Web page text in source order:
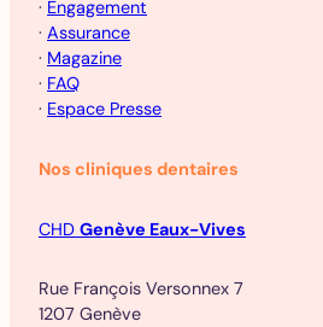
· Engagement
· Assurance
· Magazine
· FAQ
· Espace Presse
Nos cliniques dentaires
CHD Genève Eaux-Vives
Rue François Versonnex 7
1207 Genève